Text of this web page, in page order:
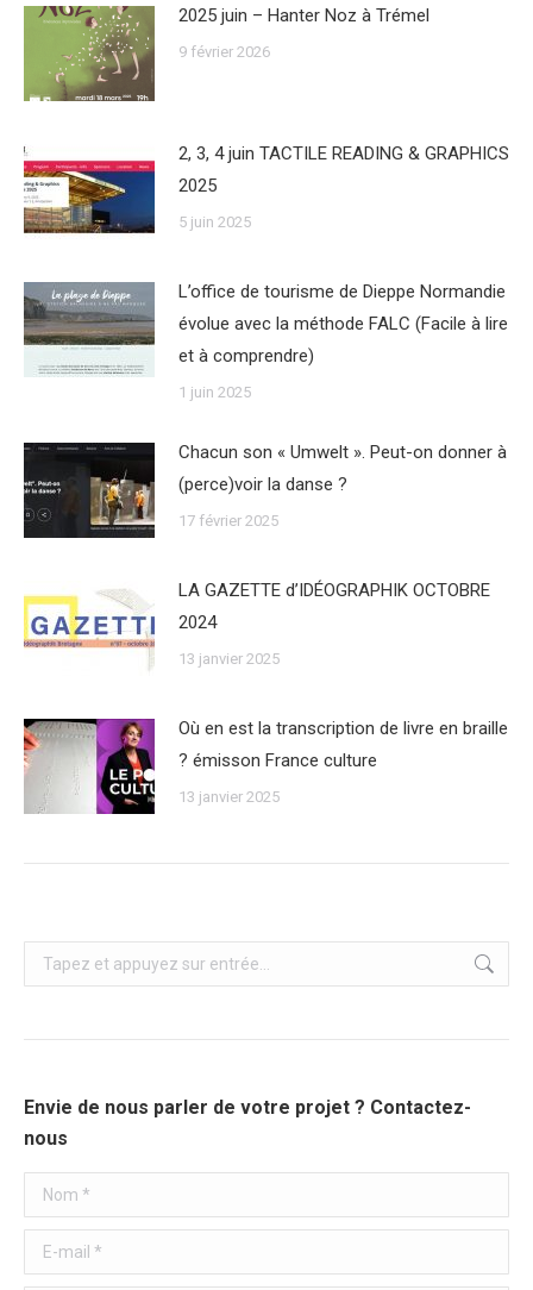
2025 juin – Hanter Noz à Trémel
9 février 2026
2, 3, 4 juin TACTILE READING & GRAPHICS
2025
5 juin 2025
L’office de tourisme de Dieppe Normandie
évolue avec la méthode FALC (Facile à lire
et à comprendre)
1 juin 2025
Chacun son « Umwelt ». Peut-on donner à
(perce)voir la danse ?
17 février 2025
LA GAZETTE d’IDÉOGRAPHIK OCTOBRE
2024
13 janvier 2025
Où en est la transcription de livre en braille
? émisson France culture
13 janvier 2025
Recherche
:
Envie de nous parler de votre projet ? Contactez-
nous
Nom *
E-mail *